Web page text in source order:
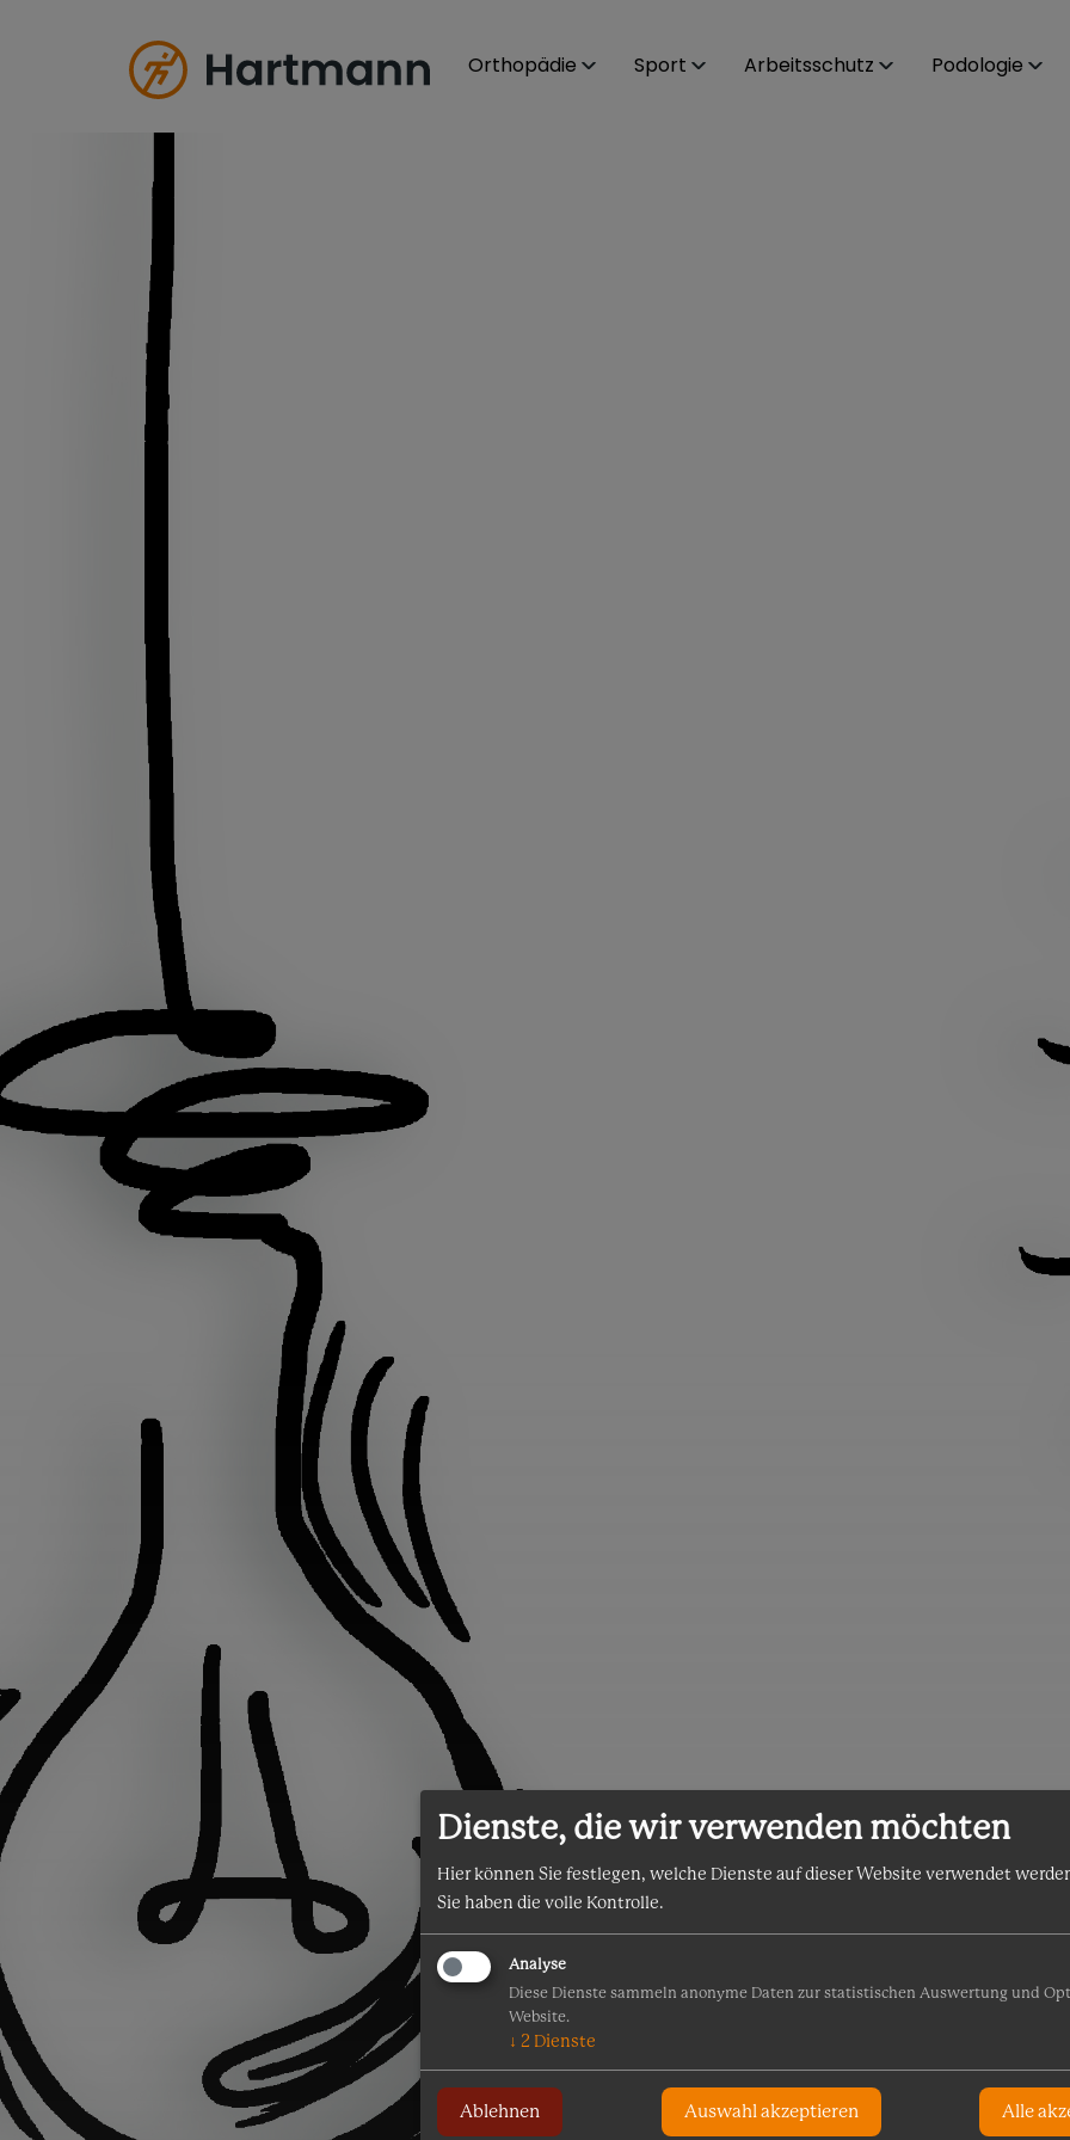
Orthopädie Sport Arbeitsschutz Podologie
Dienste, die wir verwenden möchten
Hier können Sie festlegen, welche Dienste auf dieser Website verwendet
Sie haben die volle Kontrolle.
Analyse
Diese Dienste sammeln anonyme Daten zur statistischen Auswertung und
Website.
↓ 2 Dienste
Ablehnen Auswahl akzeptieren Alle